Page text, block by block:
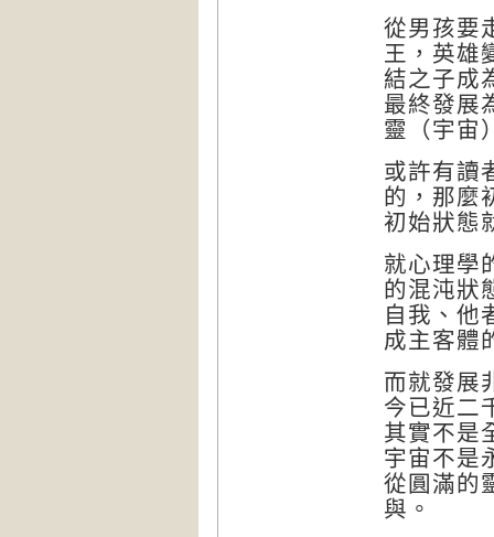
從男孩要
王，英雄
結之子成
最終發展
靈（宇宙
或許有讀
的，那麼
初始狀態
就心理學
的混沌狀
自我、他
成主客體
而就發展
今已近二
其實不是
宇宙不是
從圓滿的
與。